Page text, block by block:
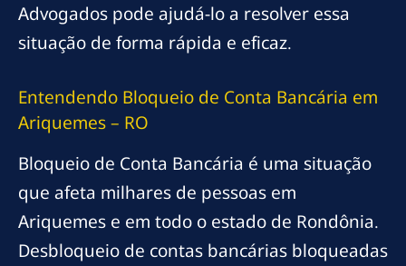
Advogados pode ajudá-lo a resolver essa
situação de forma rápida e eficaz.
Entendendo Bloqueio de Conta Bancária em
Ariquemes – RO
Bloqueio de Conta Bancária é uma situação
que afeta milhares de pessoas em
Ariquemes e em todo o estado de Rondônia.
Desbloqueio de contas bancárias bloqueadas